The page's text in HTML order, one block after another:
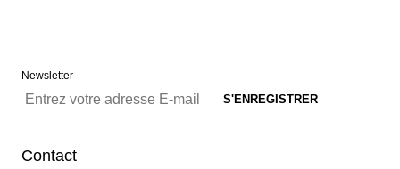
Newsletter
Contact